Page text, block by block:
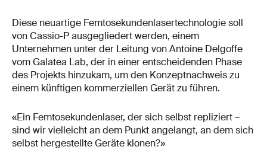
Diese neuartige Femtosekundenlasertechnologie soll
von Cassio-P ausgegliedert werden, einem
Unternehmen unter der Leitung von Antoine Delgoffe
vom Galatea Lab, der in einer entscheidenden Phase
des Projekts hinzukam, um den Konzeptnachweis zu
einem künftigen kommerziellen Gerät zu führen.
«Ein Femtosekundenlaser, der sich selbst repliziert –
sind wir vielleicht an dem Punkt angelangt, an dem sich
selbst hergestellte Geräte klonen?»